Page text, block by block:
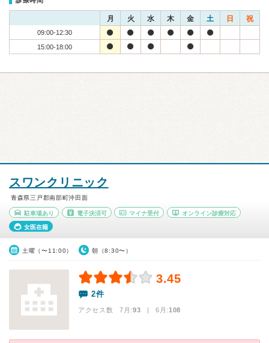
月 火 水 木 金 土 日 祝
09:00-12:30
15:00-18:00
スワンクリニック
青森県三戸郡南部町沖田面
駐車場あり 電子決済可 マイナ受付 オンライン診療対応
女医在籍
土曜（〜11:00） 朝（8:30〜）
3.45
2件
アクセス数 7月:93 | 6月:108